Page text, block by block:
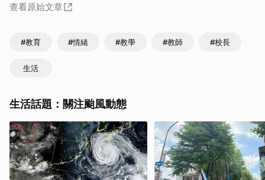
查看原始文章
#教育 #情緒 #教學 #教師 #校長
生活
生活話題：關注颱風動態